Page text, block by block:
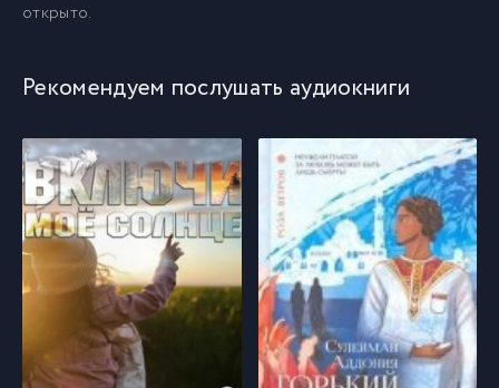
13 013
14 014
открыто.
Рекомендуем послушать аудиокниги